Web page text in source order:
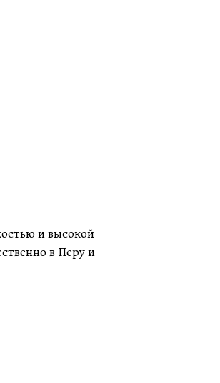
и высокой
в Перу и